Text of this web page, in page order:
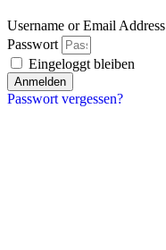
Username or Email Address
Passwort
Eingeloggt bleiben
Anmelden
Passwort vergessen?